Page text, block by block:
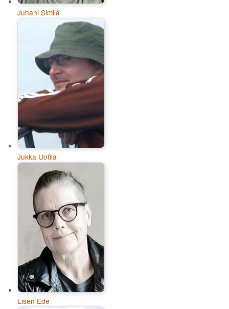
Juhani Similä
Jukka Uotila
Lisen Ede